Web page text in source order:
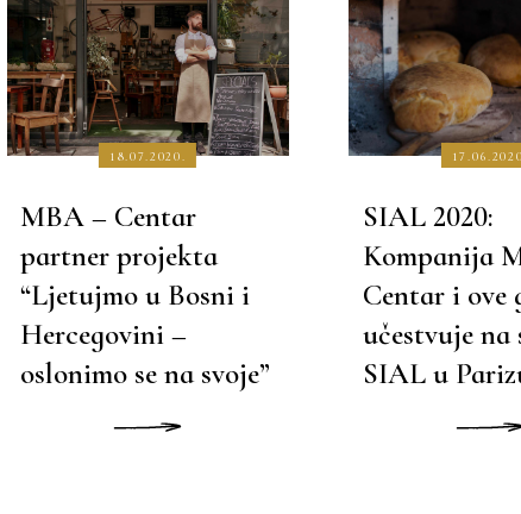
18.07.2020.
MBA – Centar
partner projekta
“Ljetujmo u Bosni i
Hercegovini –
oslonimo se na svoje”
SIAL 2020:
Kompanija
Centar i ove
učestvuje na
SIAL u